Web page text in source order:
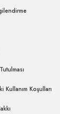
Koşulları